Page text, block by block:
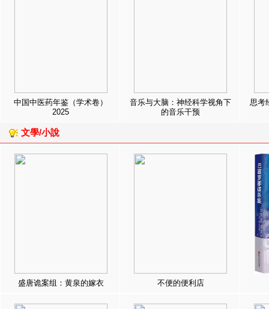
中国中医药年鉴（学术卷）
2025
音乐与大脑：神经科学视角下
的音乐干预
思考
文學/小說
盛唐诡案组：黄泉的嫁衣 不便的便利店